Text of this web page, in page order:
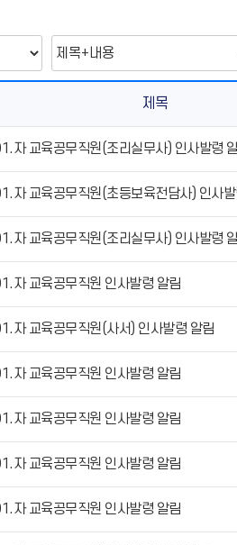
제목
자 교육공무직원(조리실무사) 인사발령
자 교육공무직원(초등보육전담사) 인사
자 교육공무직원(조리실무사) 인사발령
자 교육공무직원 인사발령 알림
자 교육공무직원(사서) 인사발령 알림
자 교육공무직원 인사발령 알림
자 교육공무직원 인사발령 알림
자 교육공무직원 인사발령 알림
자 교육공무직원 인사발령 알림